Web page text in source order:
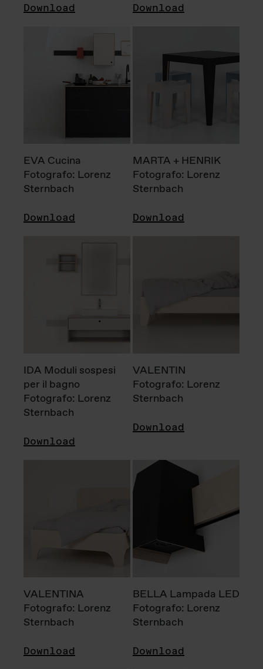
Download Download
EVA Cucina
Fotografo: Lorenz
Sternbach
Download
MARTA + HENRIK
Fotografo: Lorenz
Sternbach
Download
IDA Moduli sospesi
per il bagno
Fotografo: Lorenz
Sternbach
Download
VALENTIN
Fotografo: Lorenz
Sternbach
Download
VALENTINA
Fotografo: Lorenz
Sternbach
Download
BELLA Lampada LED
Fotografo: Lorenz
Sternbach
Download